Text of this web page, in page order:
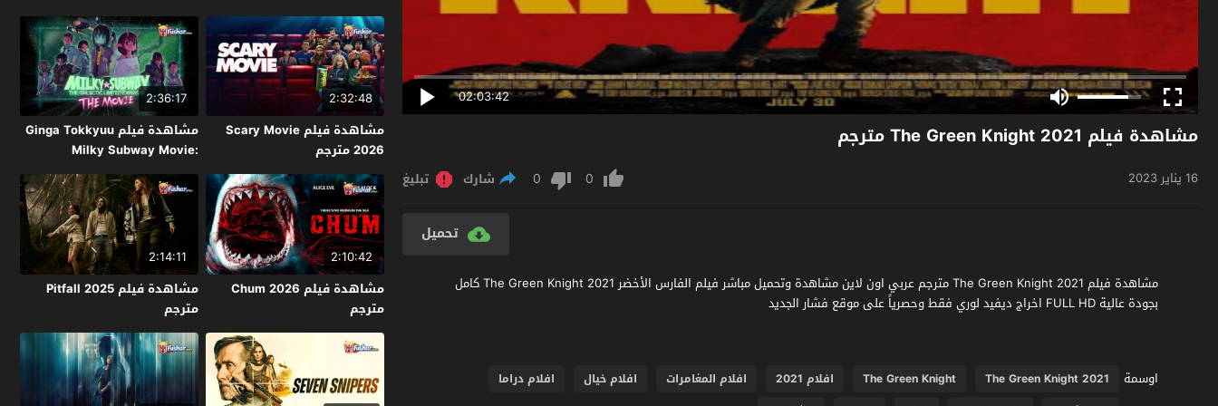
02:03:42
مشاهدة فيلم The Green Knight 2021 مترجم
16 يناير 2023 0
0 شارك تبليغ
تحميل
مشاهدة فيلم The Green Knight 2021 مترجم عربي اون لاين مشاهدة وتحميل مباشر فيلم الفارس الأخضر The Green Knight 2021 كامل
بجودة عالية FULL HD اخراج ديفيد لوري فقط وحصرياً على موقع فشار الجديد
اوسمة 2021 The Green Knight
The Green Knight افلام 2021 افلام المغامرات افلام خيال
افلام دراما
2:32:48
مشاهدة فيلم Scary Movie
2026 مترجم
2:36:17
مشاهدة فيلم Ginga Tokkyuu
Milky Subway Movie:
Kakueki Teisha Gekijou Yuki
2026 مترجم
2:10:42
مشاهدة فيلم Chum 2026
مترجم
2:14:11
مشاهدة فيلم Pitfall 2025
مترجم